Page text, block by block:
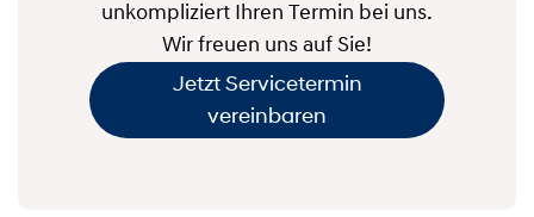
unkompliziert Ihren Termin bei uns.
Wir freuen uns auf Sie!
Jetzt Servicetermin
vereinbaren